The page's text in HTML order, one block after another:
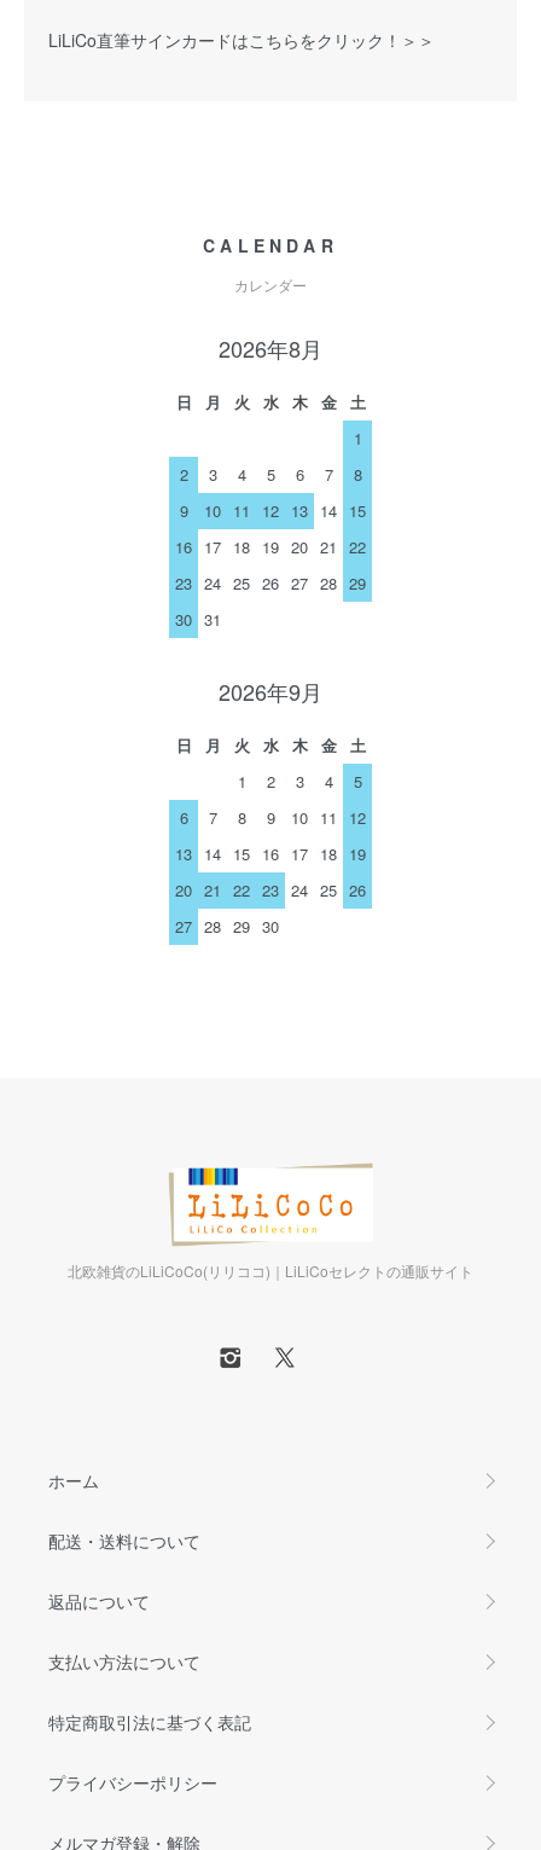
LiLiCo直筆サインカードはこちらをクリック！＞＞
CALENDAR
カレンダー
2026年8月
日 月 火 水 木 金
土
1
2
3 4 5 6 7
8
9
10 11 12 13 14 15
16 17 18 19 20 21
22
23 24 25 26 27 28 29
30 31
2026年9月
日 月 火 水 木 金
土
1
2 3 4
5
6
7 8 9 10 11
12
13 14 15 16 17 18 19
20 21 22 23 24 25 26
27 28 29 30
北欧雑貨のLiLiCoCo(リリココ)｜LiLiCoセレクトの通販サイト
ホーム
配送・送料について
返品について
支払い方法について
特定商取引法に基づく表記
プライバシーポリシー
メルマガ登録・解除